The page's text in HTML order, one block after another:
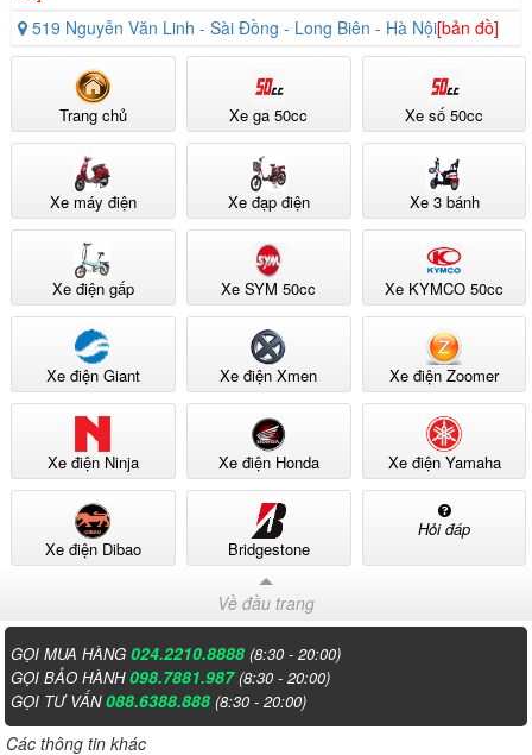
519 Nguyễn Văn Linh - Sài Đồng - Long Biên - Hà Nội[bản đồ]
Trang chủ Xe ga 50cc Xe số 50cc
Xe máy điện Xe đạp điện Xe 3 bánh
Xe điện gấp Xe SYM 50cc Xe KYMCO 50cc
Xe điện Giant Xe điện Xmen Xe điện Zoomer
Xe điện Ninja Xe điện Honda Xe điện Yamaha
Xe điện Dibao Bridgestone
Hỏi đáp
Về đầu trang
GỌI MUA HÀNG024.2210.8888 (8:30 - 20:00)
GỌI BẢO HÀNH098.7881.987 (8:30 - 20:00)
GỌI TƯ VẤN088.6388.888 (8:30 - 20:00)
Các thông tin khác